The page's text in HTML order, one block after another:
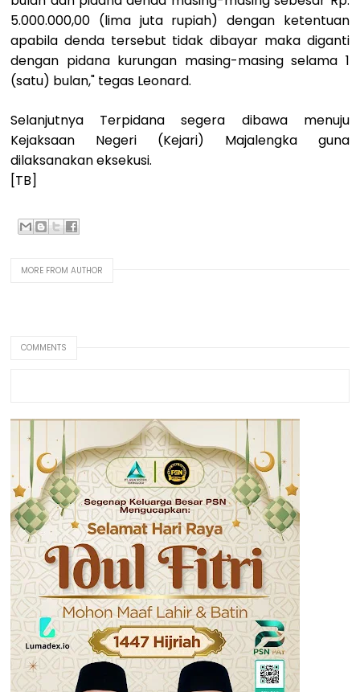
5.000.000,00 (lima juta rupiah) dengan ketentuan
apabila denda tersebut tidak dibayar maka diganti
dengan pidana kurungan masing-masing selama 1
(satu) bulan," tegas Leonard.
Selanjutnya Terpidana segera dibawa menuju
Kejaksaan Negeri (Kejari) Majalengka guna
dilaksanakan eksekusi.
[TB]
MORE FROM AUTHOR
COMMENTS